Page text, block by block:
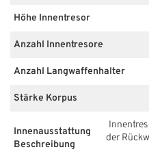
Höhe Innentresor
Anzahl Innentresore
Anzahl Langwaffenhalter
Stärke Korpus
Innenausstattung
Beschreibung
der